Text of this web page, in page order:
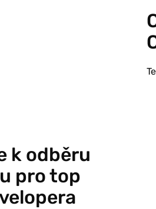
k odběru
pro top